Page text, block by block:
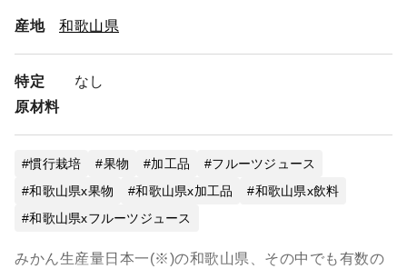
産地 和歌山県
特定
原材料
なし
慣行栽培 果物 加工品
フルーツジュース
和歌山県x果物
和歌山県x加工品
和歌山県x飲料
和歌山県xフルーツジュース
みかん生産量日本一(※)の和歌山県、その中でも有数の